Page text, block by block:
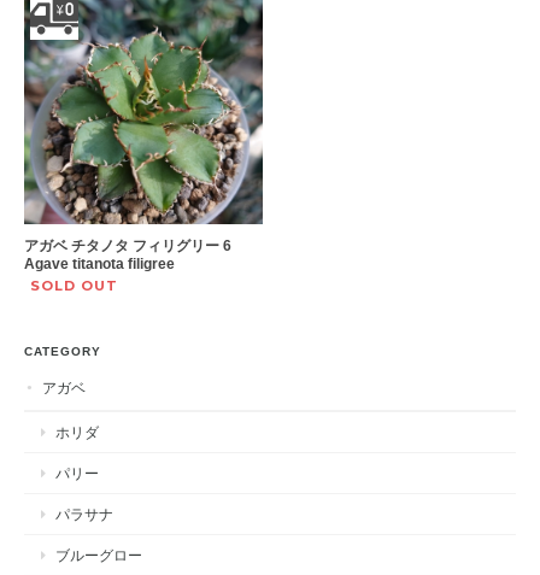
アガベ チタノタ フィリグリー 6
Agave titanota filigree
SOLD OUT
CATEGORY
アガベ
ホリダ
パリー
パラサナ
ブルーグロー